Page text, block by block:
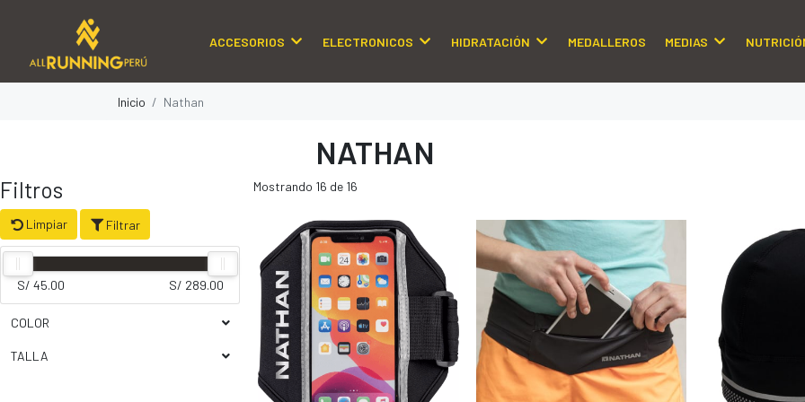
ACCESORIOS ELECTRONICOS HIDRATACIÓN MEDALLEROS MEDIAS
Inicio Nathan
NATHAN
Filtros
Limpiar Filtrar
S/ 45.00 S/ 289.00
COLOR
TALLA
Mostrando 16 de 16